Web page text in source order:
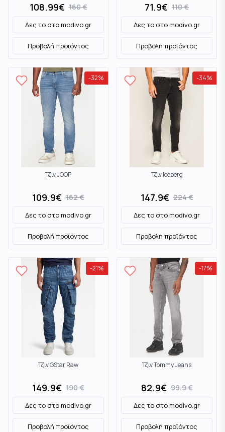
108.99€ 160€
Δες το στοmodivo.gr
Προβολή προϊόντος
71.9€ 110€
Δες το στοmodivo.gr
Προβολή προϊόντος
-32%
Τζιν JOOP
109.9€ 162€
Δες το στοmodivo.gr
Προβολή προϊόντος
-34%
Τζιν Iceberg
147.9€ 224€
Δες το στοmodivo.gr
Προβολή προϊόντος
-21%
Τζιν GStar Raw
149.9€ 190€
Δες το στοmodivo.gr
Προβολή προϊόντος
-17%
Τζιν Tommy Jeans
82.9€ 99.9€
Δες το στοmodivo.gr
Προβολή προϊόντος